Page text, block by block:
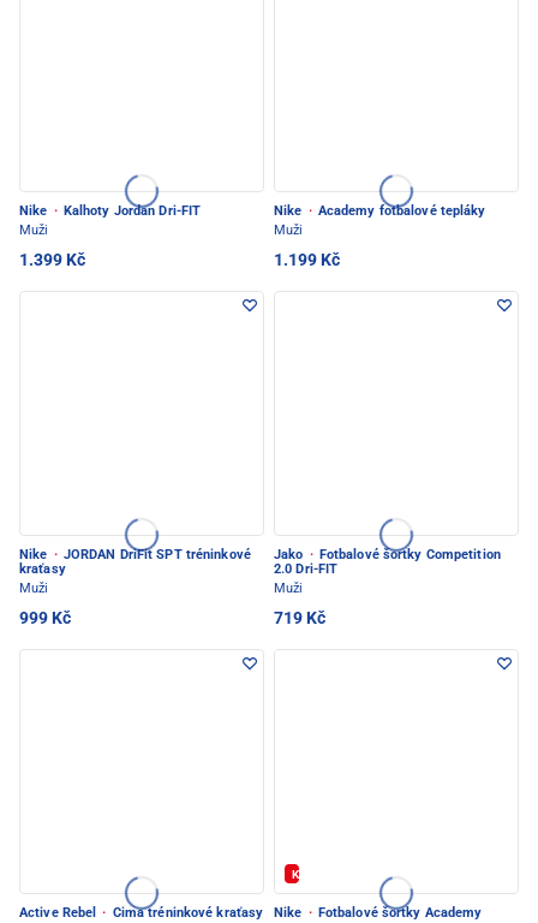
Nike · Kalhoty Jordan Dri-FIT
Muži
1.399 Kč
Nike · Academy fotbalové tepláky
Muži
1.199 Kč
Nike · JORDAN DriFit SPT tréninkové
kraťasy
Muži
999 Kč
Jako · Fotbalové šortky Competition
2.0 Dri-FIT
Muži
719 Kč
Active Rebel · Cima tréninkové kraťasy
Kód: FOTBAL20
Nike · Fotbalové šortky Academy